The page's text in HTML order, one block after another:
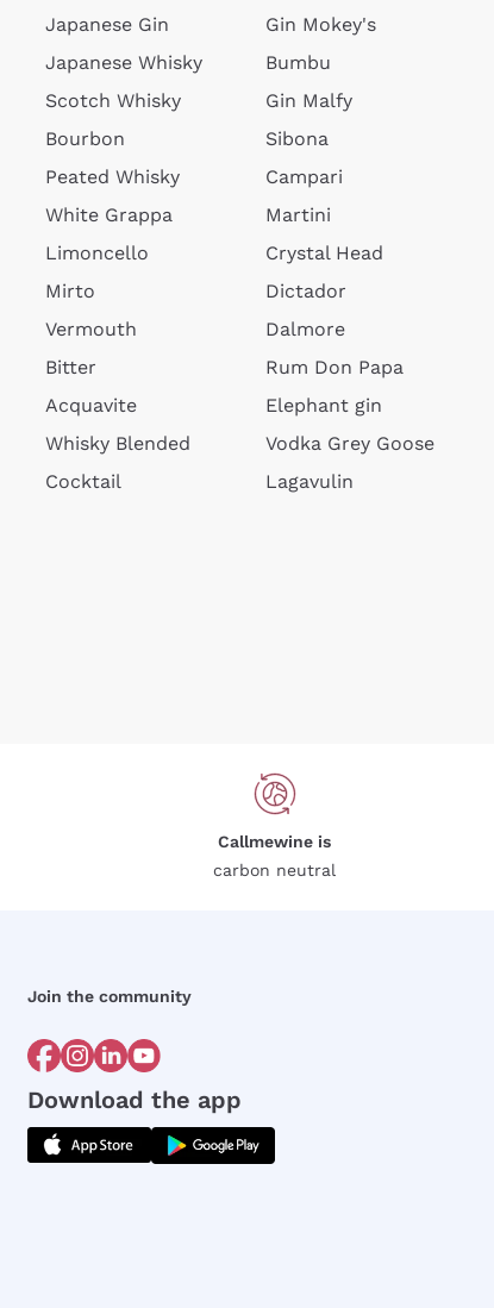
Japanese Gin
Japanese Whisky
Scotch Whisky
Bourbon
Peated Whisky
White Grappa
Limoncello
Mirto
Vermouth
Bitter
Acquavite
Whisky Blended
Cocktail
Gin Mokey's
Bumbu
Gin Malfy
Sibona
Campari
Martini
Crystal Head
Dictador
Dalmore
Rum Don Papa
Elephant gin
Vodka Grey Goose
Lagavulin
Callmewine is
carbon neutral
Join the community
Download the app